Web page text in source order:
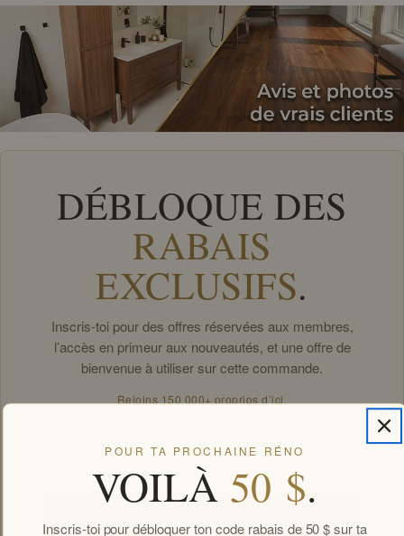
DÉBLOQUE DES
RABAIS
EXCLUSIFS.
Inscris-toi pour des offres réservées aux membres,
l’accès en primeur aux nouveautés, et une offre de
bienvenue à utiliser sur cette commande.
Rejoins 150 000+ proprios d’ici.
Débloquer mes offres
POUR TA PROCHAINE RÉNO
VOILÀ 50 $.
Inscris-toi pour débloquer ton code rabais de 50 $ sur ta